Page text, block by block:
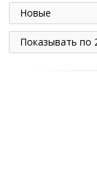
Новые
Показывать по